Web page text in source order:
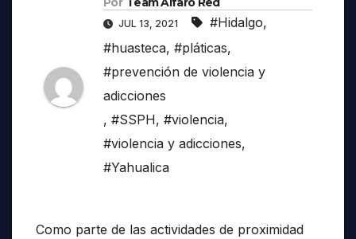
JUL 13, 2021 #Hidalgo,
#huasteca, #pláticas,
#prevención de violencia y
adicciones
, #SSPH, #violencia,
#violencia y adicciones,
#Yahualica
Como parte de las actividades de proximidad